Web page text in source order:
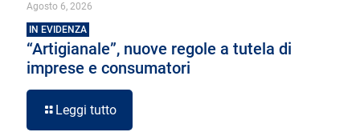
Agosto 6, 2026
IN EVIDENZA
“Artigianale”, nuove regole a tutela di
imprese e consumatori
Leggi tutto